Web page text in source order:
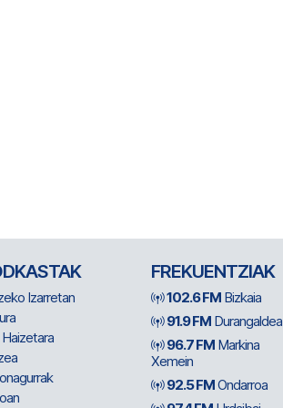
Izarretan
FREKUENTZIAK
102.6 FM Bizkaia
91.9 FM Durangaldea
96.7 FM Markina
Xemein
92.5 FMOndarroa